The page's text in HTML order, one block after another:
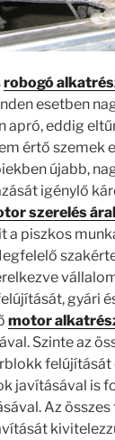
robogó
esetben
apró, eddig
értő szemek
újabb,
igénylő
szerelés
a piszkos
gyári
motor
Szinte az
felújítását
javításával is
Az